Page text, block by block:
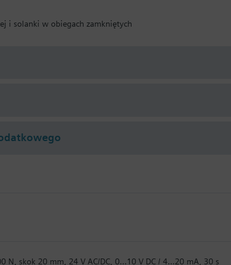
i solanki w obiegach zamkniętych
N, skok 20 mm, 24 V AC/DC, 0…10 V DC / 4…20 mA, 30 s